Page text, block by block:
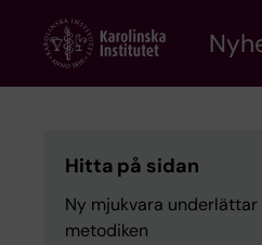
content
Hitta på sidan
Ny mjukvara underlättar
metodiken